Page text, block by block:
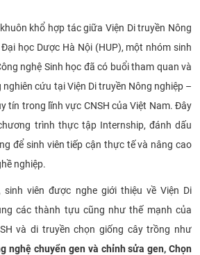
NGHỆ
khổ hợp tác giữa Viện Di truyền Nông
học Dược Hà Nội (HUP), một nhóm sinh
nghệ Sinh học đã có buổi tham quan và
cứu tại Viện Di truyền Nông nghiệp –
tín trong lĩnh vực CNSH của Việt Nam. Đây
trình thực tập Internship, đánh dấu
để sinh viên tiếp cận thực tế và nâng cao
nghiệp.
sinh viên được nghe giới thiệu về Viện Di
các thành tựu cũng như thế mạnh của
và di truyền chọn giống cây trồng như
nghệ chuyển gen và chỉnh sửa gen, Chọn